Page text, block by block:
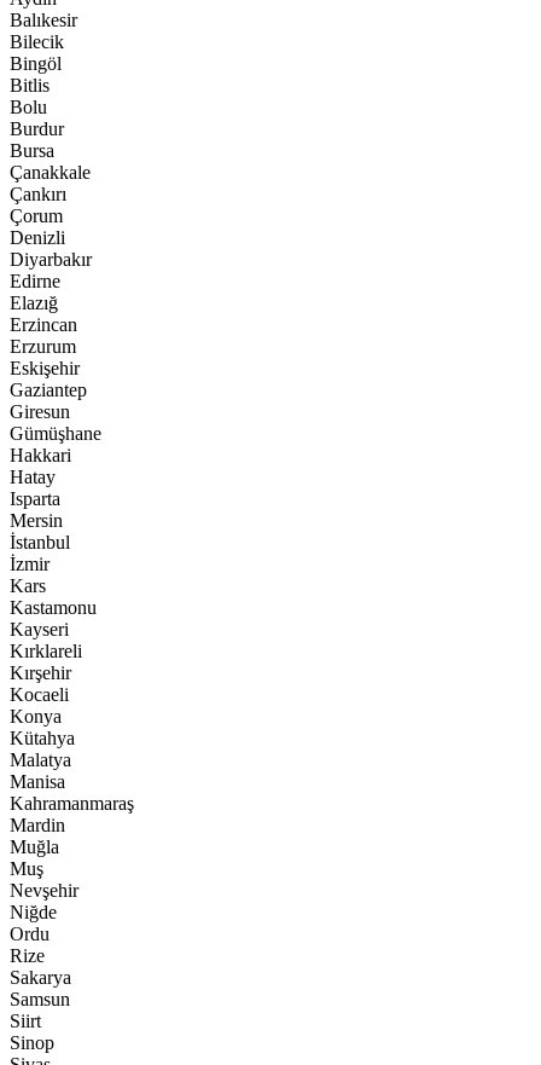
Balıkesir
Bilecik
Bingöl
Bitlis
Bolu
Burdur
Bursa
Çanakkale
Çankırı
Çorum
Denizli
Diyarbakır
Edirne
Elazığ
Erzincan
Erzurum
Eskişehir
Gaziantep
Giresun
Gümüşhane
Hakkari
Hatay
Isparta
Mersin
İstanbul
İzmir
Kars
Kastamonu
Kayseri
Kırklareli
Kırşehir
Kocaeli
Konya
Kütahya
Malatya
Manisa
Kahramanmaraş
Mardin
Muğla
Muş
Nevşehir
Niğde
Ordu
Rize
Sakarya
Samsun
Siirt
Sinop